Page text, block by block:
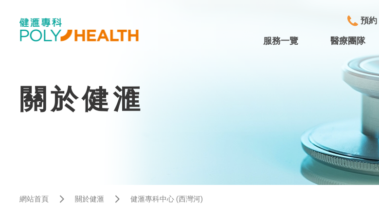
預約
服務一覽 醫療團隊
關於健滙
網站首頁 關於健滙 健滙專科中心 (西灣河)